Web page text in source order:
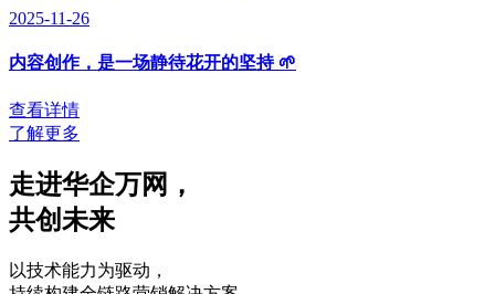
2025-11-26
内容创作，是一场静待花开的坚持 🌱
查看详情
了解更多
走进华企万网 ，
共创未来
以技术能力为驱动 ，